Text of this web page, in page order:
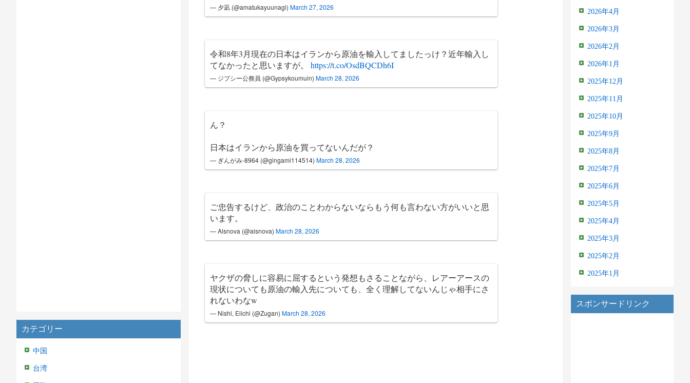
カテゴリー
中国
台湾
— 夕凪 (@amatukayuunagi) March 27, 2026
令和8年3月現在の日本はイランから原油を輸入してましたっけ？近年輸入し
てなかったと思いますが。 https://t.co/OsdBQCDh6I
— ジプシー公務員 (@Gypsykoumuin) March 28, 2026
ん？
日本はイランから原油を買ってないんだが？
— ぎんがみ-8964 (@gingami114514) March 28, 2026
ご忠告するけど、政治のことわからないならもう何も言わない方がいいと思
います。
— Alsnova (@alsnova) March 28, 2026
ヤクザの脅しに容易に屈するという発想もさることながら、レアーアースの
現状についても原油の輸入先についても、全く理解してないんじゃ相手にさ
れないわなw
— Nishi, Eiichi (@Zugan) March 28, 2026
2026年4月
2026年3月
2026年2月
2026年1月
2025年12月
2025年11月
2025年10月
2025年9月
2025年8月
2025年7月
2025年6月
2025年5月
2025年4月
2025年3月
2025年2月
2025年1月
スポンサードリンク